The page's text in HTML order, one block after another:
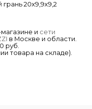
20х9,9х9,2
и сети
в Москве и области.
руб.
товара на складе).